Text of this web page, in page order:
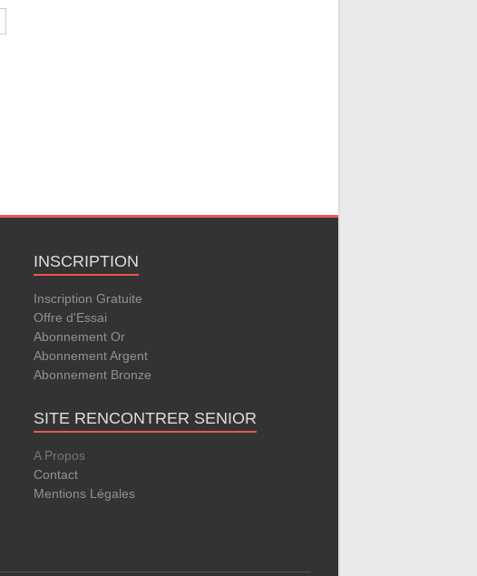
INSCRIPTION
Inscription Gratuite
Offre d'Essai
Abonnement Or
Abonnement Argent
Abonnement Bronze
SITE RENCONTRER SENIOR
A Propos
Contact
Mentions Légales